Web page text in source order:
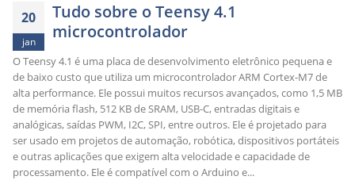
20
jan
Tudo sobre o Teensy 4.1
microcontrolador
O Teensy 4.1 é uma placa de desenvolvimento eletrônico pequena e
de baixo custo que utiliza um microcontrolador ARM Cortex-M7 de
alta performance. Ele possui muitos recursos avançados, como 1,5 MB
de memória flash, 512 KB de SRAM, USB-C, entradas digitais e
analógicas, saídas PWM, I2C, SPI, entre outros. Ele é projetado para
ser usado em projetos de automação, robótica, dispositivos portáteis
e outras aplicações que exigem alta velocidade e capacidade de
processamento. Ele é compatível com o Arduino e...